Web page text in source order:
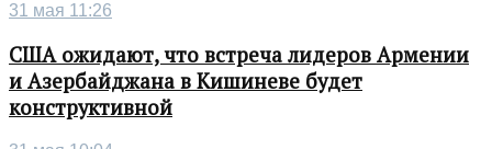
31 мая 11:26
США ожидают, что встреча лидеров Армении
и Азербайджана в Кишиневе будет
конструктивной